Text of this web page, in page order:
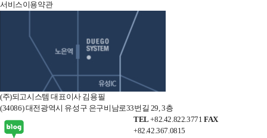
서비스이용약관
(주)되고시스템 대표이사 김용필
(34086) 대전광역시 유성구 은구비남로33번길 29, 3층
TEL +82.42.822.3771 FAX
+82.42.367.0815